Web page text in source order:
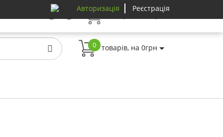
0 товарів, на 0грн
Авторизація Реєстрація
0 товарів, на 0грн